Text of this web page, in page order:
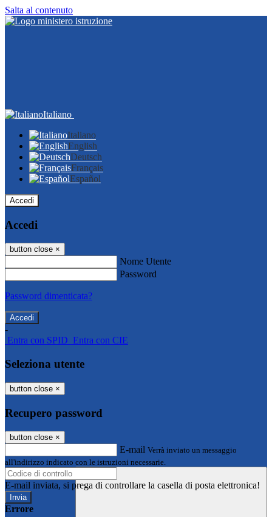
Salta al contenuto
Italiano
Italiano
English
Deutsch
Français
Español
Accedi
Accedi
button close ×
Nome Utente
Password
Password dimenticata?
-
Entra con SPID Entra con CIE
Seleziona utente
button close ×
Recupero password
button close ×
E-mail Verrà inviato un messaggio
all'indirizzo indicato con le istruzioni necessarie.
E-mail inviata, si prega di controllare la casella di posta elettronica!
Errore